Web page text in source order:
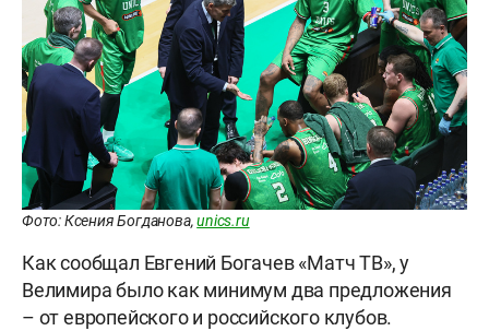
Фото: Ксения Богданова,unics.ru
Как сообщал Евгений Богачев «Матч ТВ», у
Велимира было как минимум два предложения
– от европейского и российского клубов.